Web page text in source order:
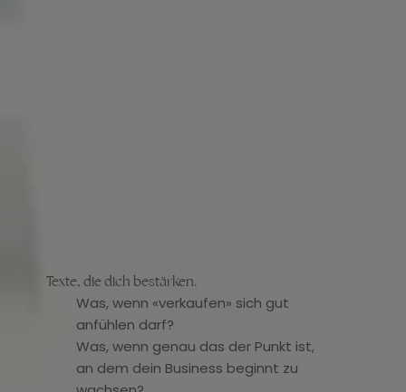
Texte, die dich bestärken.
Was, wenn «verkaufen» sich gut
anfühlen darf?
Was, wenn genau das der Punkt ist,
an dem dein Business beginnt zu